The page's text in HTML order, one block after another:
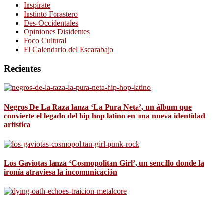
Inspírate
Instinto Forastero
Des-Occidentales
Opiniones Disidentes
Foco Cultural
El Calendario del Escarabajo
Recientes
Negros De La Raza lanza ‘La Pura Neta’, un álbum que
convierte el legado del hip hop latino en una nueva identidad
artística
Los Gaviotas lanza ‘Cosmopolitan Girl’, un sencillo donde la
ironía atraviesa la incomunicación